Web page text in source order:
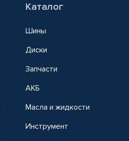
Каталог
Шины
Диски
Запчасти
АКБ
Масла и жидкости
Инструмент